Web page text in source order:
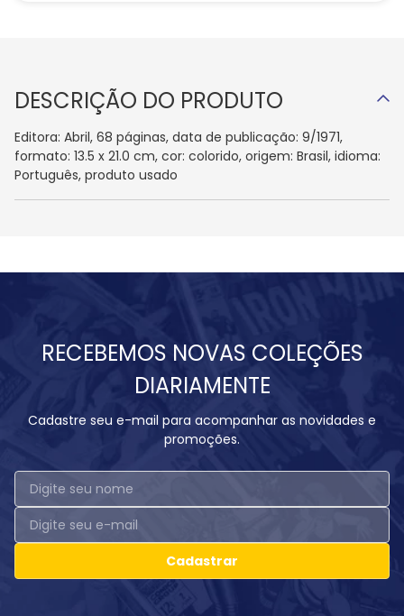
DESCRIÇÃO DO PRODUTO
Editora: Abril, 68 páginas, data de publicação: 9/1971,
formato: 13.5 x 21.0 cm, cor: colorido, origem: Brasil, idioma:
Português, produto usado
RECEBEMOS NOVAS COLEÇÕES
DIARIAMENTE
Cadastre seu e-mail para acompanhar as novidades e
promoções.
Cadastrar